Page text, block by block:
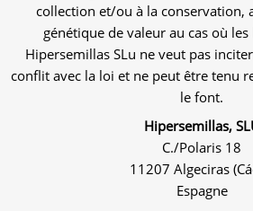
collection et/ou à la conservation,
génétique de valeur au cas où
Hipersemillas SLu ne veut pas
conflit avec la loi et ne peut être tenu
le font.
Hipersemillas,
C./Polaris 18
11207 Algeciras
Espagne